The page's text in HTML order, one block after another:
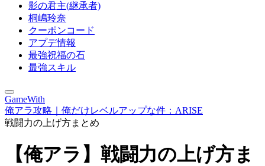
影の君主(継承者)
桐嶋玲奈
クーポンコード
アプデ情報
最強祝福の石
最強スキル
GameWith
俺アラ攻略｜俺だけレベルアップな件：ARISE
戦闘力の上げ方まとめ
【俺アラ】戦闘力の上げ方ま